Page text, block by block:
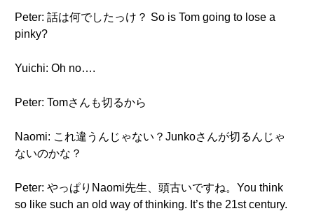
Peter: 話は何でしたっけ？ So is Tom going to lose a
pinky?
Yuichi: Oh no….
Peter: Tomさんも切るから
Naomi: これ違うんじゃない？Junkoさんが切るんじゃ
ないのかな？
Peter: やっぱりNaomi先生、頭古いですね。You think
so like such an old way of thinking. It’s the 21st century.